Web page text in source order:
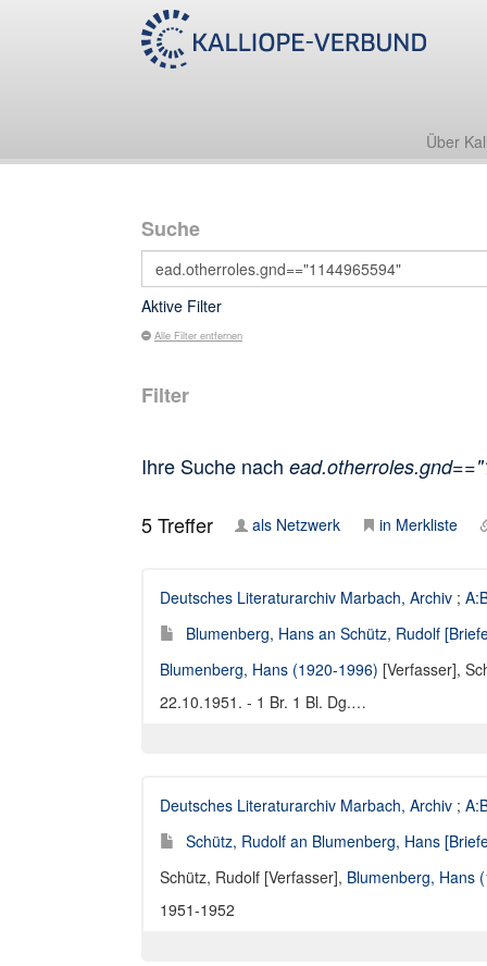
Über
Suche
Aktive Filter
Alle Filter entfernen
Filter
Ihre Suche nach
5Treffer als Netzwerk in Merkliste
Deutsches Literaturarchiv Marbach, Archiv ;
Blumenberg, Hans an Schütz, Rudolf
Blumenberg, Hans (1920-1996) [Verfasser],
22.10.1951. - 1 Br. 1 Bl. Dg.…
Deutsches Literaturarchiv Marbach, Archiv ;
Schütz, Rudolf an Blumenberg, Hans
Schütz, Rudolf [Verfasser], Blumenberg, Hans
1951-1952